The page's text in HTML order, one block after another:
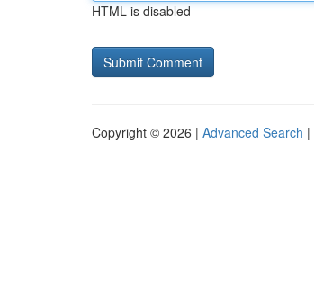
HTML is disabled
Copyright © 2026 | Advanced Search |